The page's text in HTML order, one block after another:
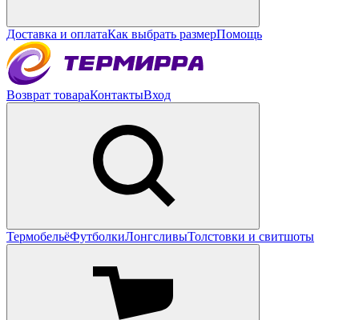
Доставка и оплатаКак выбрать размерПомощь
Возврат товараКонтактыВход
ТермобельёФутболкиЛонгсливыТолстовки и свитшоты